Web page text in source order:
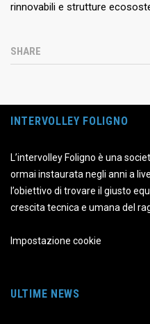
rinnovabili e strutture
SHARE
INTERVOLLEY FOLIGNO
L’intervolley Foligno è una
ormai instaurata negli anni a
l’obiettivo di trovare il giusto
crescita tecnica e umana del
Impostazione cookie
ULTIME NEWS